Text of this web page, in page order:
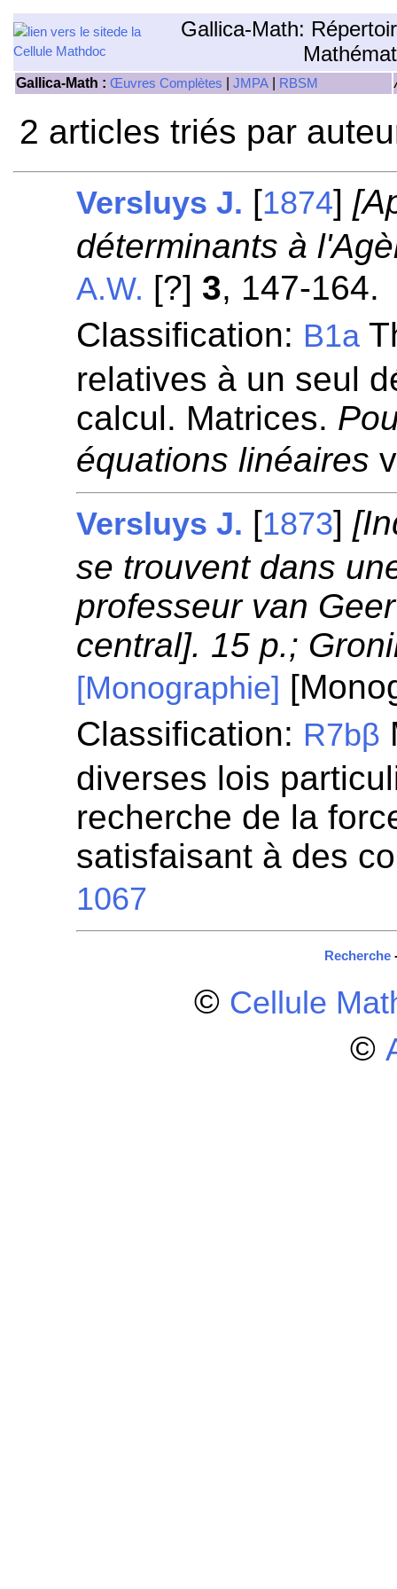
Gallica-Math:
Gallica-Math : Œuvres Complètes JMPA RBSM
2 articles triés par
Versluys J. [1874]
déterminants à
A.W. [?] 3, 147-164.
Classification: B1a
relatives à un seul
calcul. Matrices.
équations linéaires
Versluys J. [1873]
se trouvent dans
professeur van
central]. 15 p.;
[Monographie]
Classification: R7bβ
diverses lois
recherche de la
satisfaisant à des
1067
Recherche
© Cellule
©